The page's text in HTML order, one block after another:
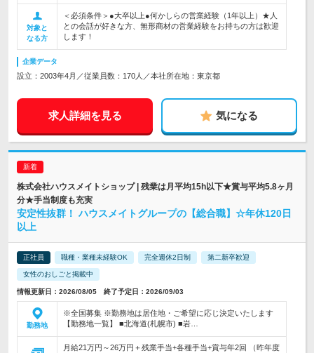
対象と
なる方
＜必須条件＞●大卒以上●何かしらの営業経験（1年以上）★人
との会話が好きな方、無形商材の営業経験をお持ちの方は歓迎
します！
企業データ
設立：2003年4月／従業員数：170人／本社所在地：東京都
求人詳細を見る 気になる
株式会社ハウスメイトショップ | 残業は月平均15h以下★賞与平均5.8ヶ月
分★手当制度も充実
安定性抜群！ ハウスメイトグループの【総合職】☆年休120日
以上
正社員 職種・業種未経験OK 完全週休2日制 第二新卒歓迎
女性のおしごと掲載中
情報更新日：2026/08/05 終了予定日：2026/09/03
勤務地
※全国募集 ※勤務地は居住地・ご希望に応じ決定いたします
【勤務地一覧】 ■北海道(札幌市) ■岩…
月給21万円～26万円＋残業手当+各種手当+賞与年2回 （昨年度